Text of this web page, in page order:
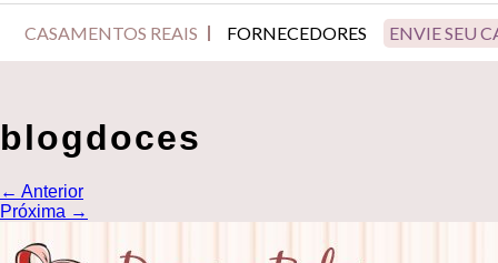
CASAMENTOS REAIS FORNECEDORES ENVIE SEU
blogdoces
← Anterior
Próxima →